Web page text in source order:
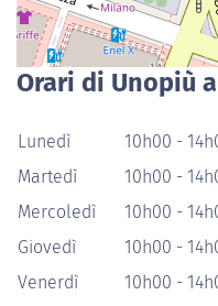
Orari di Unopiù
Lunedì
10h00 -
Martedì
10h00 -
Mercoledì
10h00 -
Giovedì
10h00 -
Venerdì
10h00 -